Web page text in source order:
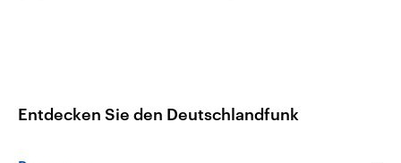
Entdecken Sie den Deutschlandfunk